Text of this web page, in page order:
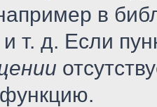
в
т. д. Если